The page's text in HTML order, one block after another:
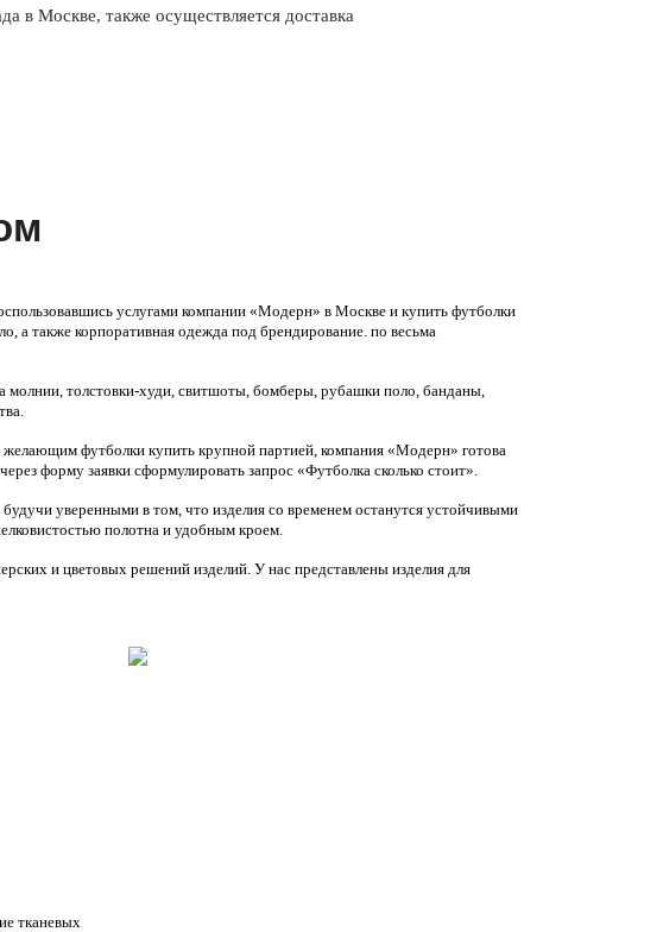
в Москве, также осуществляется доставка
услугами компании «Модерн» в Москве и купить футболки
а также корпоративная одежда под брендирование. по весьма
молнии, толстовки-худи, свитшоты, бомберы, рубашки поло, банданы,
футболки купить крупной партией, компания «Модерн» готова
форму заявки сформулировать запрос «Футболка сколько стоит».
уверенными в том, что изделия со временем останутся устойчивыми
полотна и удобным кроем.
и цветовых решений изделий. У нас представлены изделия для
тканевых